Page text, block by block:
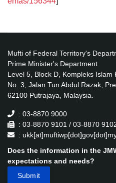
Mufti of Federal Territory's
Prime Minister's Department
Level 5, Block D, Kompleks Islam
No. 3, Jalan Tun Abdul Razak,
62100 Putrajaya, Malaysia.
: 03-8870 9000
: 03-8870 9101 / 03-8870
:
Does the information in the
expectations and needs?